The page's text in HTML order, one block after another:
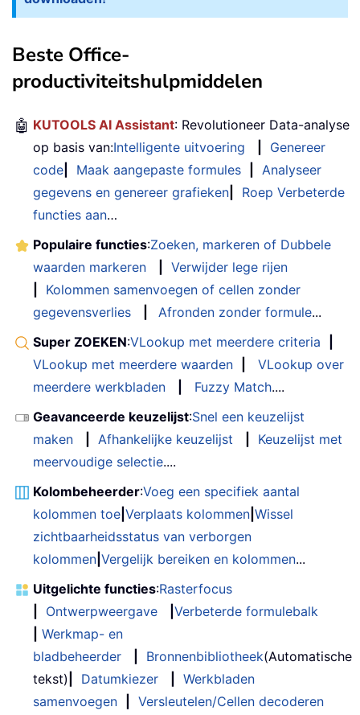
Beste Office-
productiviteitshulpmiddelen
🤖 KUTOOLS AI Assistant: Revolutioneer Data-analyse
op basis van:Intelligente uitvoering
Genereer
code
Maak aangepaste formules
Analyseer
gegevens en genereer grafieken
Roep Verbeterde
functies aan…
Populaire functies:Zoeken, markeren of Dubbele
waarden markeren
Verwijder lege rijen
Kolommen samenvoegen of cellen zonder
gegevensverlies
Afronden zonder formule...
Super ZOEKEN:VLookup met meerdere criteria
VLookup met meerdere waarden
VLookup over
meerdere werkbladen
Fuzzy Match....
Geavanceerde keuzelijst:Snel een keuzelijst
maken
Afhankelijke keuzelijst
Keuzelijst met
meervoudige selectie....
Kolombeheerder:Voeg een specifiek aantal
kolommen toe Verplaats kolommen Wissel
zichtbaarheidsstatus van verborgen
kolommen Vergelijk bereiken en kolommen...
Uitgelichte functies:Rasterfocus
Ontwerpweergave
Verbeterde formulebalk
Werkmap- en
bladbeheerder
Bronnenbibliotheek(Automatische
tekst)
Datumkiezer
Werkbladen
samenvoegen
Versleutelen/Cellen decoderen